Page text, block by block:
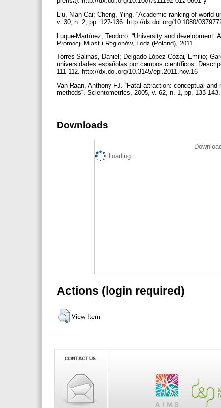
Liu, Nian-Cai; Cheng, Ying. “Academic ranking of world
v. 30, n. 2, pp. 127-136. http://dx.doi.org/10.1080/
Luque-Martínez, Teodoro. “University and development:
Promocji Miast i Regionów, Lodz (Poland), 2011.
Torres-Salinas, Daniel; Delgado-López-Cózar, Emilio;
universidades españolas por campos científicos:
111-112. http://dx.doi.org/10.3145/epi.2011.nov.16
Van Raan, Anthony FJ. “Fatal attraction: conceptual
methods”. Scientometrics, 2005, v. 62, n. 1, pp. 133-
Downloads
Loading...
Actions (login required)
View Item